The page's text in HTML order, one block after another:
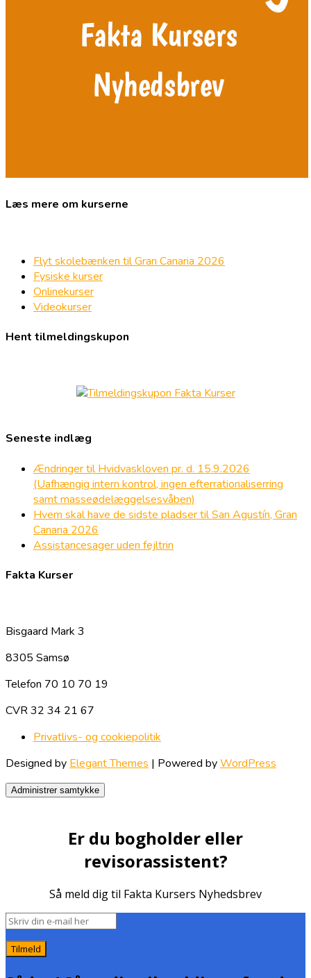
Læs mere om kurserne
Flyt skolebænken til Gran Canaria 2026
Fysiske kurser
Onlinekurser
Videokurser
Hent tilmeldingskupon
Seneste indlæg
Ændringer til Hvidvaskloven pr. d. 15.9.2026
(Uafhængig intern kontrol, ingen efterrationaliserring
samt masseødelæggelsesvåben)
Hvem skal have de sidste pladser til San Agustín, Gran
Canaria 2026
Assistancesager uden fejltrin
Fakta Kurser
Bisgaard Mark 3
8305 Samsø
Telefon 70 10 70 19
CVR 32 34 21 67
Privatlivs- og cookiepolitik
Designed by Elegant Themes | Powered byWordPress
Administrer samtykke
Er du bogholder eller
revisorassistent?
Så meld dig til Fakta Kursers Nyhedsbrev
Tilmeld